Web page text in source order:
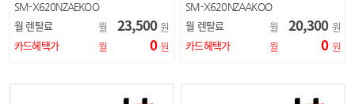
SM-X620NZAEKOO
월 렌탈료 월 23,500 원
카드혜택가
월 0 원
SM-X620NZAAKOO
월 렌탈료 월 20,300 원
카드혜택가
월 0 원